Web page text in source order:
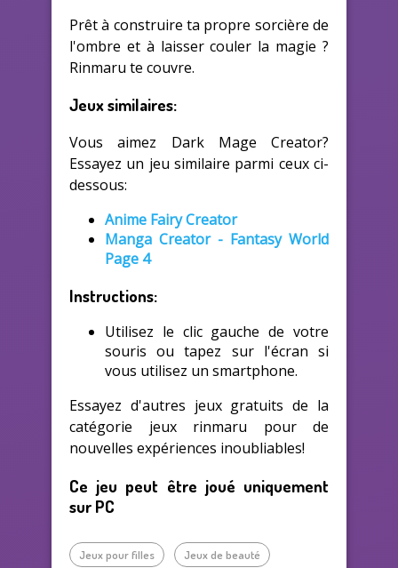
Prêt à construire ta propre sorcière de
l'ombre et à laisser couler la magie ?
Rinmaru te couvre.
Jeux similaires:
Vous aimez Dark Mage Creator?
Essayez un jeu similaire parmi ceux ci-
dessous:
Anime Fairy Creator
Manga Creator - Fantasy World
Page 4
Instructions:
Utilisez le clic gauche de votre
souris ou tapez sur l'écran si
vous utilisez un smartphone.
Essayez d'autres jeux gratuits de la
catégorie jeux rinmaru pour de
nouvelles expériences inoubliables!
Ce jeu peut être joué uniquement
sur PC
Jeux pour filles Jeux de beauté